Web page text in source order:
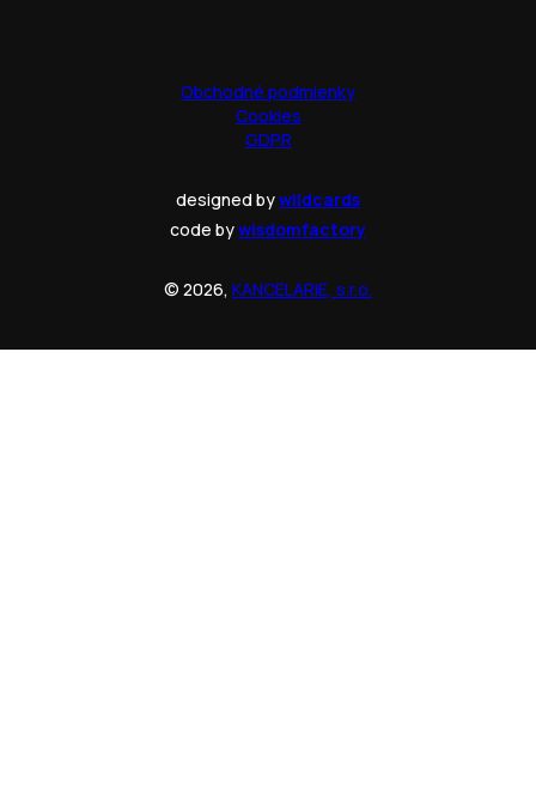
Obchodné podmienky
Cookies
GDPR
designed bywildcards
code bywisdomfactory
© 2026, KANCELARIE, s.r.o.